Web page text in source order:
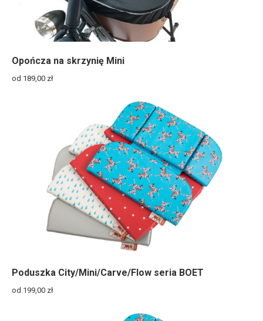
Opończa na skrzynię Mini
od 189,00 zł
Poduszka City/Mini/Carve/Flow seria BOET
od 199,00 zł